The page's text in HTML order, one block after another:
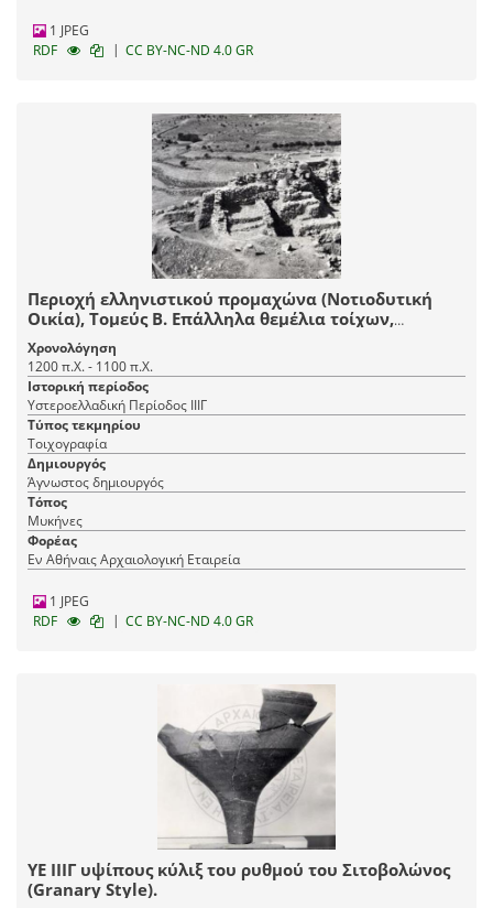
1 JPEG
RDF
| CC BY-NC-ND 4.0 GR
Περιοχή ελληνιστικού προμαχώνα (Νοτιοδυτική
Οικία), Τομεύς Β. Επάλληλα θεμέλια τοίχων,
τμήματα δαπέδων ΥΕ ΙΙΙΓ περιόδου και ο χώρος των
τοιχογραφιών π, α, γ.
Χρονολόγηση
1200 π.Χ. - 1100 π.Χ.
Ιστορική περίοδος
Υστεροελλαδική Περίοδος ΙΙΙΓ
Τύπος τεκμηρίου
Τοιχογραφία
Δημιουργός
Άγνωστος δημιουργός
Τόπος
Μυκήνες
Φορέας
Εν Αθήναις Αρχαιολογική Εταιρεία
1 JPEG
RDF
| CC BY-NC-ND 4.0 GR
ΥΕ ΙΙΙΓ υψίπους κύλιξ του ρυθμού του Σιτοβολώνος
(Granary Style).